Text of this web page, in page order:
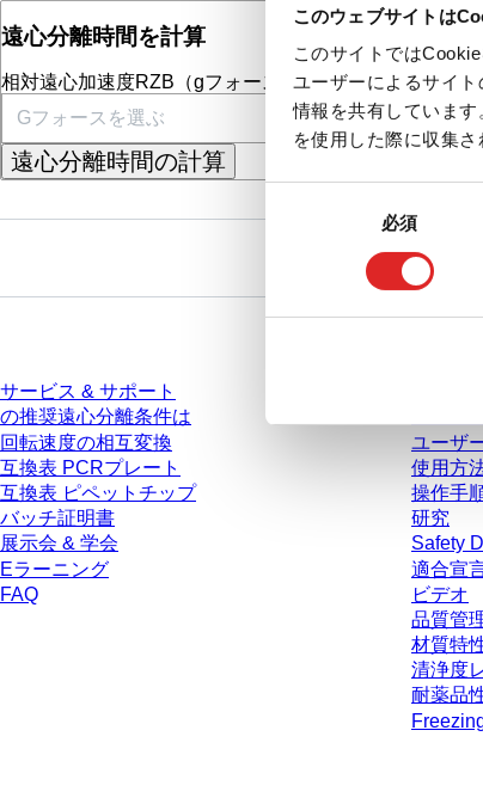
このウェブサイトは
このサイトでは
ユーザーによるサイ
情報を共有していま
を使用した際に収集
意
必須
遠心分離時間を計算
相対遠心加速度RZB（gフォース）
遠心分離時間の計算
or
遠心分離時間（分
サービス & サポート
の推奨遠心分離条件は
回転速度の相互変換
互換表 PCRプレート
互換表 ピペットチップ
バッチ証明書
展示会 & 学会
Eラーニング
FAQ
ダウン
ユーザ
使用方
操作手
研究
Safety
適合宣
ビデオ
品質管
材質特
清浄度
耐薬品